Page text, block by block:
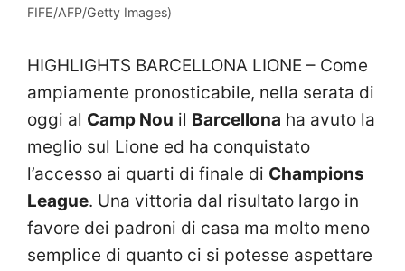
FIFE/AFP/Getty Images)
HIGHLIGHTS BARCELLONA LIONE – Come
ampiamente pronosticabile, nella serata di
oggi al Camp Nou il Barcellona ha avuto la
meglio sul Lione ed ha conquistato
l’accesso ai quarti di finale di Champions
League. Una vittoria dal risultato largo in
favore dei padroni di casa ma molto meno
semplice di quanto ci si potesse aspettare